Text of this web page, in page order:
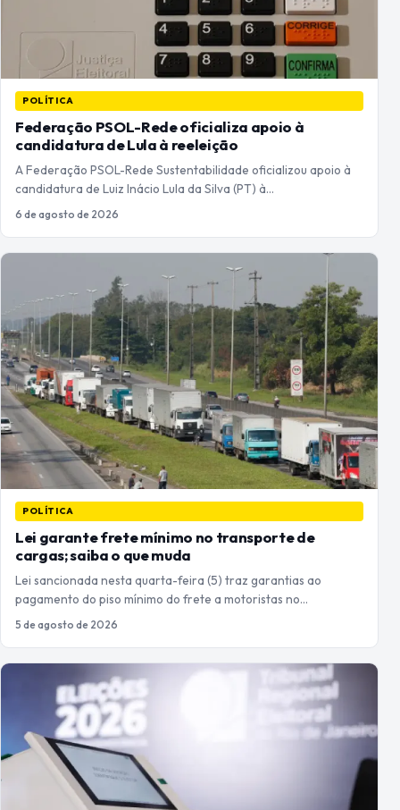
POLÍTICA
Federação PSOL-Rede oficializa apoio à
candidatura de Lula à reeleição
A Federação PSOL-Rede Sustentabilidade oficializou apoio à
candidatura de Luiz Inácio Lula da Silva (PT) à…
6 de agosto de 2026
POLÍTICA
Lei garante frete mínimo no transporte de
cargas; saiba o que muda
Lei sancionada nesta quarta-feira (5) traz garantias ao
pagamento do piso mínimo do frete a motoristas no…
5 de agosto de 2026